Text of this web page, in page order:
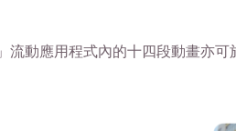
流動應用程式內的十四段動畫亦